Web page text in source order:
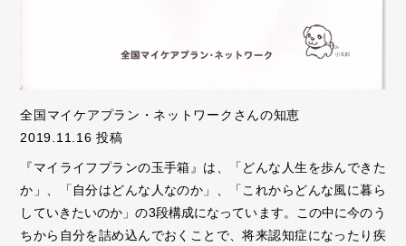
全国マイケアプラン・ネットワークさんの知恵
2019.11.16 投稿
『マイライフプランの玉手箱』は、「どんな人生を歩んできた
か」、「自分はどんな人なのか」、「これからどんな風に暮ら
していきたいのか」の3段構成になっています。この中に今のう
ちから自分を詰め込んでおくことで、将来認知症になったり疾